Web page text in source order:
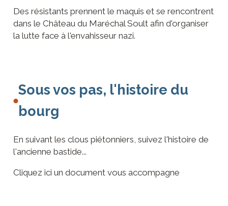
Des résistants prennent le maquis et se rencontrent
dans le Château du Maréchal Soult afin d'organiser
la lutte face à l'envahisseur nazi.
Sous vos pas, l'histoire du
bourg
En suivant les clous piétonniers, suivez l'histoire de
l'ancienne bastide...
Cliquez ici un document vous accompagne